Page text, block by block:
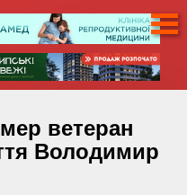
ветеран
Володимир